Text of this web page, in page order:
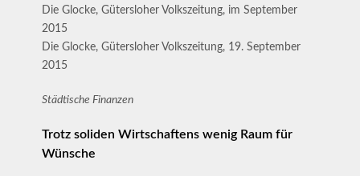
Die Glocke, Gütersloher Volkszeitung, im September
2015
Die Glocke, Gütersloher Volkszeitung, 19. September
2015
Städtische Finanzen
Trotz soliden Wirtschaftens wenig Raum für
Wünsche